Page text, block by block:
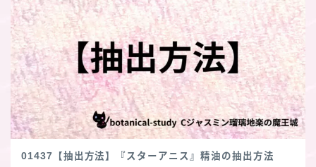
01437【抽出方法】『スターアニス』精油の抽出方法